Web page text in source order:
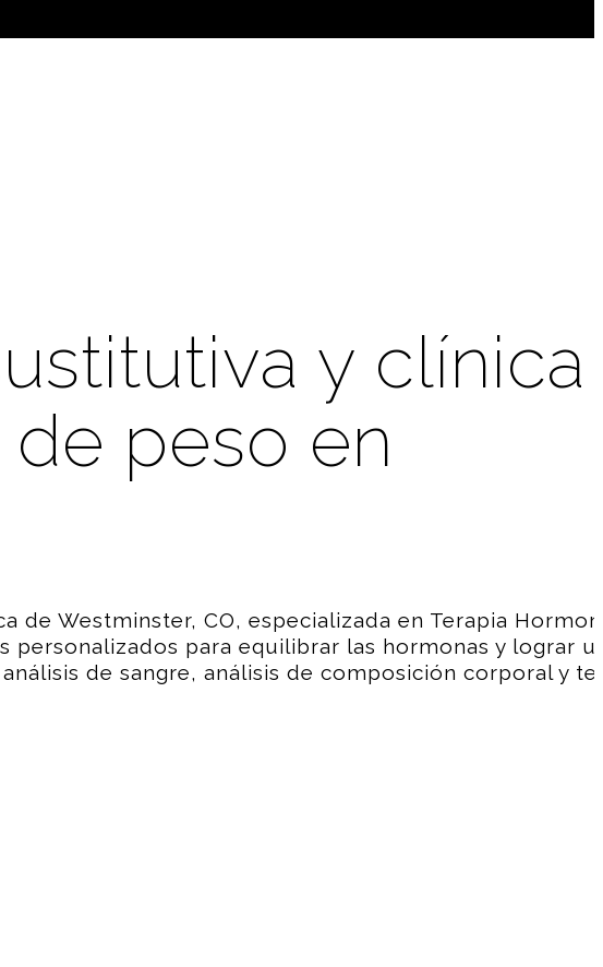
y clínica
peso en
de Westminster, CO, especializada en Terapia
personalizados para equilibrar las hormonas y lograr
de sangre, análisis de composición corporal y